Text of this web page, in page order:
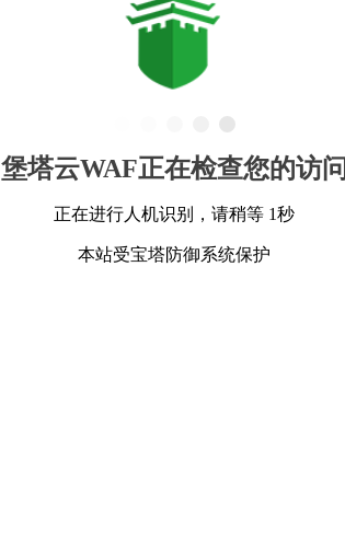
堡塔云WAF正在检查您的访问
正在进行人机识别，请稍等 1秒
本站受宝塔防御系统保护